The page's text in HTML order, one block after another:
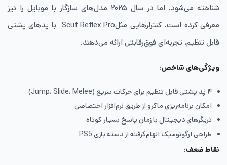
شناخته می‌شود، اما در سال ۲۰۲۵ مدل‌های سازگار با موبایل را نیز
معرفی کرده است. کنترلرهایی مثلScuf Reflex Pro با پدهای پشتی
قابل تنظیم، تجربه‌ای فوق‌رقابتی ارائه می‌دهند.
ویژگی‌های شاخص:
۴ پَد پشتی قابل تنظیم برای حرکات سریع (Jump، Slide، Melee)
امکان برنامه‌ریزی ماکرو از طریق نرم‌افزار اختصاصی
تریگرهای دیجیتال با زمان پاسخ بسیار کوتاه
طراحی ارگونومیک الهام‌گرفته از دسته بازی PS5
نقاط ضعف: